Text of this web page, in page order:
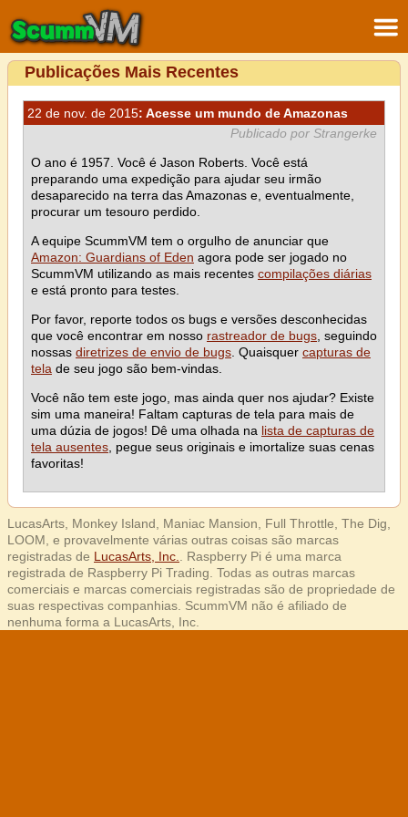
Publicações Mais Recentes
22 de nov. de 2015: Acesse um mundo de Amazonas
Publicado por Strangerke
O ano é 1957. Você é Jason Roberts. Você está
preparando uma expedição para ajudar seu irmão
desaparecido na terra das Amazonas e, eventualmente,
procurar um tesouro perdido.
A equipe ScummVM tem o orgulho de anunciar que
Amazon: Guardians of Eden agora pode ser jogado no
ScummVM utilizando as mais recentes compilações diárias
e está pronto para testes.
Por favor, reporte todos os bugs e versões desconhecidas
que você encontrar em nosso rastreador de bugs , seguindo
nossas diretrizes de envio de bugs . Quaisquer capturas de
tela de seu jogo são bem-vindas.
Você não tem este jogo, mas ainda quer nos ajudar? Existe
sim uma maneira! Faltam capturas de tela para mais de
uma dúzia de jogos! Dê uma olhada na lista de capturas de
tela ausentes , pegue seus originais e imortalize suas cenas
favoritas!
LucasArts, Monkey Island, Maniac Mansion, Full Throttle, The Dig,
LOOM, e provavelmente várias outras coisas são marcas
registradas de LucasArts, Inc.
. Raspberry Pi é uma marca
registrada de Raspberry Pi Trading. Todas as outras marcas
comerciais e marcas comerciais registradas são de propriedade de
suas respectivas companhias. ScummVM não é afiliado de
nenhuma forma a LucasArts, Inc.